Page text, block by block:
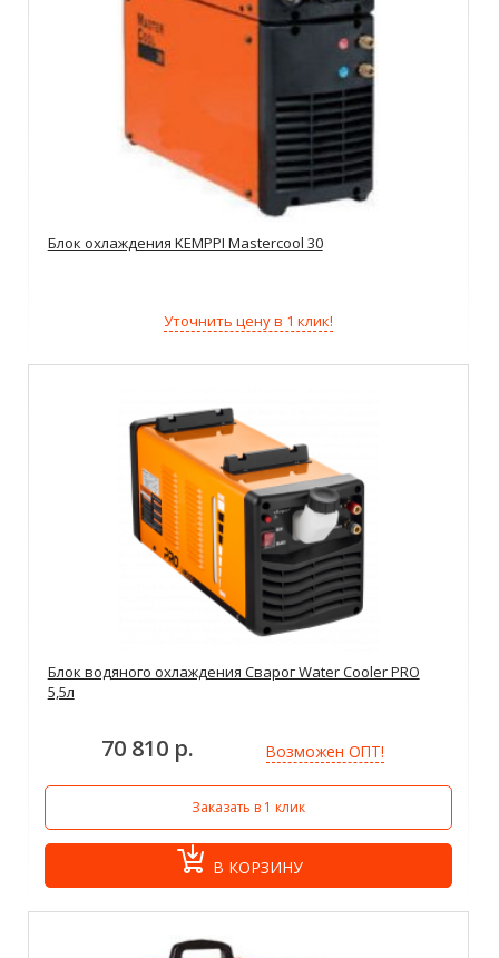
Блок охлаждения KEMPPI Mastercool 30
Уточнить цену в 1 клик!
Блок водяного охлаждения Сварог Water Cooler PRO
5,5л
70 810 р. Возможен ОПТ!
Заказать в 1 клик
В КОРЗИНУ